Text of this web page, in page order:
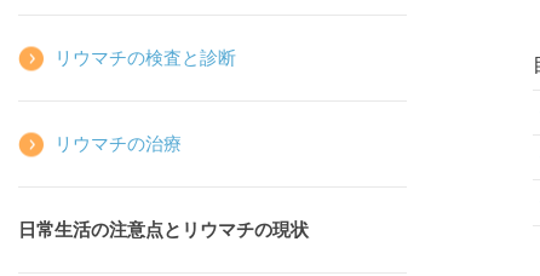
リウマチの検査と診断
リウマチの治療
日常生活の注意点とリウマチの現状